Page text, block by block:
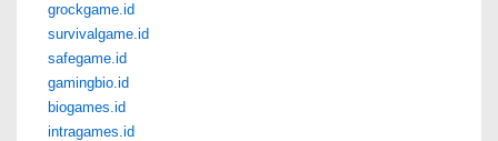
grockgame.id
survivalgame.id
safegame.id
gamingbio.id
biogames.id
intragames.id